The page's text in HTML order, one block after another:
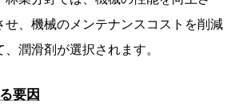
せ、機械のメンテナンスコストを削減
潤滑剤が選択されます。
要因